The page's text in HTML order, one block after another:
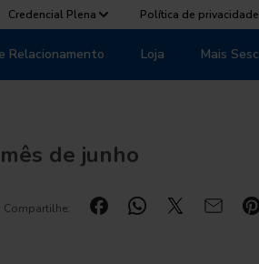
Credencial Plena Política de privacidade
Relacionamento Loja Mais Sesc
de junho
Compartilhe: